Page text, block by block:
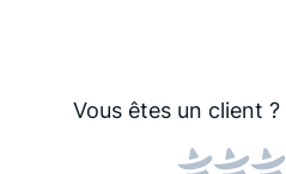
Vous êtes un client ?